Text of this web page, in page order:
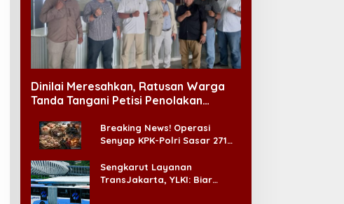
Dinilai Meresahkan, Ratusan Warga
Tanda Tangani Petisi Penolakan
Breaking News! Operasi
Senyap KPK-Polri Sasar 271
Ada ‘Badai Pemeriksaan’
Sengkarut Layanan
TransJakarta, YLKI: Biar